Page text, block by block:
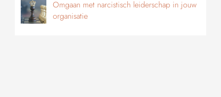
Omgaan met narcistisch leiderschap in jouw
organisatie